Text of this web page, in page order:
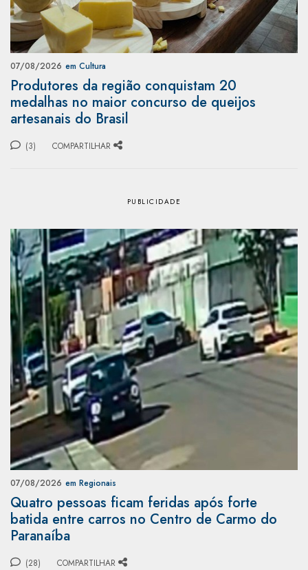
07/08/2026 em Cultura
Produtores da região conquistam 20
medalhas no maior concurso de queijos
artesanais do Brasil
(3) COMPARTILHAR
07/08/2026 em Regionais
Quatro pessoas ficam feridas após forte
batida entre carros no Centro de Carmo do
Paranaíba
(28) COMPARTILHAR